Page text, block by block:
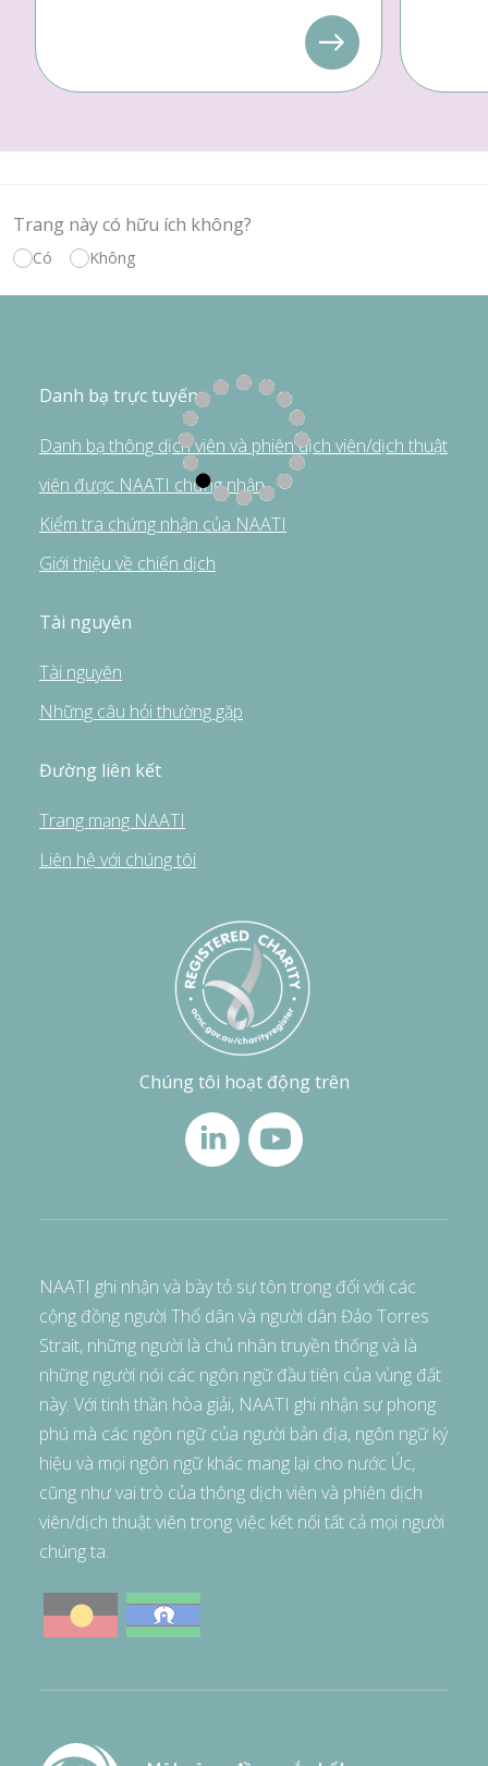
Trang này có hữu ích không?
Có Không
Danh bạ trực tuyến
Danh bạ thông dịch viên và phiên dịch viên/dịch thuật
viên được NAATI chứng nhận
Kiểm tra chứng nhận của NAATI
Giới thiệu về chiến dịch
Tài nguyên
Tài nguyên
Những câu hỏi thường gặp
Đường liên kết
Trang mạng NAATI
Liên hệ với chúng tôi
Chúng tôi hoạt động trên
NAATI ghi nhận và bày tỏ sự tôn trọng đối với các
cộng đồng người Thổ dân và người dân Đảo Torres
Strait, những người là chủ nhân truyền thống và là
những người nói các ngôn ngữ đầu tiên của vùng đất
này. Với tinh thần hòa giải, NAATI ghi nhận sự phong
phú mà các ngôn ngữ của người bản địa, ngôn ngữ ký
hiệu và mọi ngôn ngữ khác mang lại cho nước Úc,
cũng như vai trò của thông dịch viên và phiên dịch
viên/dịch thuật viên trong việc kết nối tất cả mọi người
chúng ta.